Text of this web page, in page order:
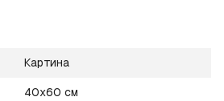
Картина
40х60 см